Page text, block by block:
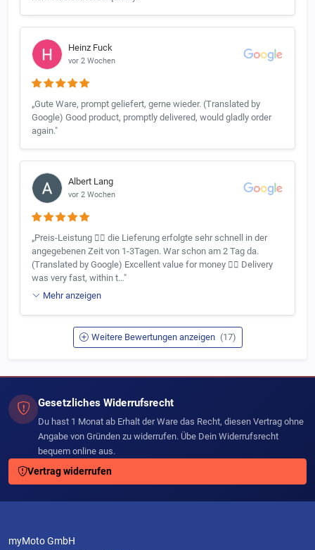
Heinz Fuck
vor 2 Wochen
„Gute Ware, prompt geliefert, gerne wieder. (Translated by
Google) Good product, promptly delivered, would gladly order
again."
Albert Lang
vor 2 Wochen
„Preis-Leistung 👍🏻 die Lieferung erfolgte sehr schnell in der
angegebenen Zeit von 1-3Tagen. War schon am 2 Tag da.
(Translated by Google) Excellent value for money 👍🏻 Delivery
was very fast, within t…"
Mehr anzeigen
Weitere Bewertungen anzeigen (17)
Gesetzliches Widerrufsrecht
Du hast 1 Monat ab Erhalt der Ware das Recht, diesen Vertrag ohne
Angabe von Gründen zu widerrufen. Übe Dein Widerrufsrecht
bequem online aus.
Vertrag widerrufen
myMoto GmbH